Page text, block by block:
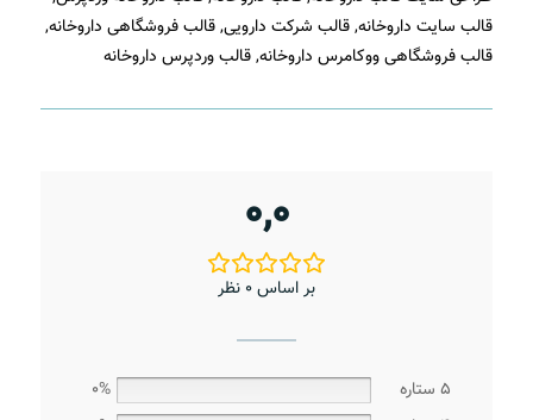
قالب سایت داروخانه,قالب شرکت دارویی,قالب فروشگاهی داروخانه,
قالب فروشگاهی ووکامرس داروخانه,قالب وردپرس داروخانه
0,0
بر اساس 0 نظر
5 ستاره
0%